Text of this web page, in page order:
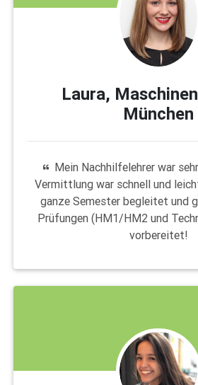
Laura,
München
Mein Nachhilfelehrer war
Vermittlung war schnell und
ganze Semester begleitet und
Prüfungen (HM1/HM2 und
vorbereitet!